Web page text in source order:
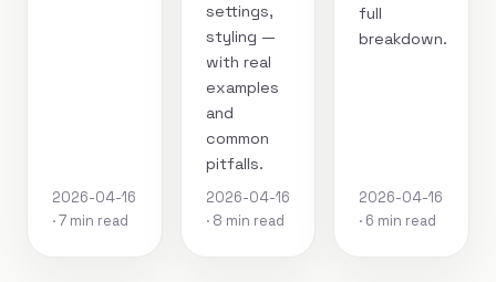
2026-04-16
· 7 min read
settings,
styling —
with real
examples
and
common
pitfalls.
2026-04-16
· 8 min read
full
breakdown.
2026-04-16
· 6 min read